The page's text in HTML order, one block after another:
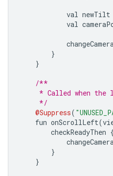
val newTilt
val
}
}
/**
* Called when the
*/
@Suppress(
fun onScrollLeft(
checkReadyThen {
}
}